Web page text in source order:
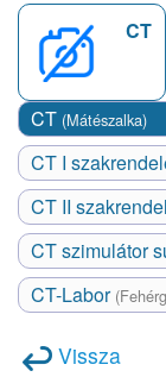
CT
CT (Mátészalka)
CT I
CT II
CT szimulátor
CT-Labor
Vissza